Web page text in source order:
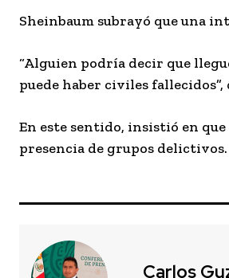
Sheinbaum subrayó que una
“Alguien podría decir que
puede haber civiles fallecidos”,
En este sentido, insistió en
presencia de grupos delictivos.
Carlos